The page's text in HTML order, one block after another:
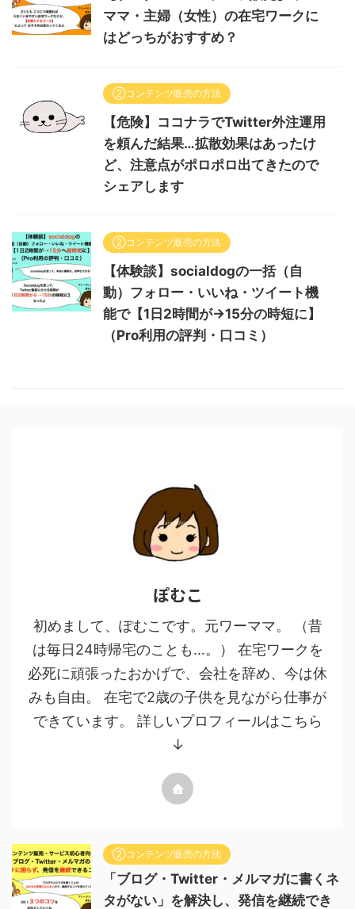
ママ・主婦（女性）の在宅ワークに
はどっちがおすすめ？
②コンテンツ販売の方法
【危険】ココナラでTwitter外注運用
を頼んだ結果…拡散効果はあったけ
ど、注意点がポロポロ出てきたので
シェアします
②コンテンツ販売の方法
【体験談】socialdogの一括（自
動）フォロー・いいね・ツイート機
能で【1日2時間が→15分の時短に】
（Pro利用の評判・口コミ）
ぽむこ
初めまして、ぽむこです。元ワーママ。 （昔
は毎日24時帰宅のことも…。） 在宅ワークを
必死に頑張ったおかげで、会社を辞め、今は休
みも自由。 在宅で2歳の子供を見ながら仕事が
できています。 詳しいプロフィールはこちら
↓
②コンテンツ販売の方法
「ブログ・Twitter・メルマガに書くネ
タがない」を解決し、発信を継続でき